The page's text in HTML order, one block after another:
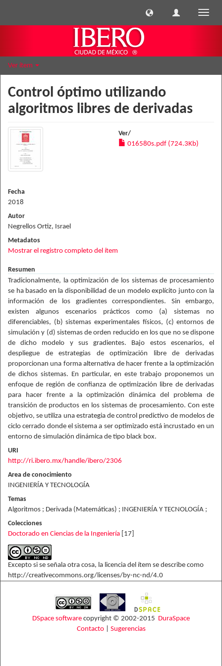
Ver ítem
Control óptimo utilizando
algoritmos libres de derivadas
Ver/
016580s.pdf (724.3Kb)
Fecha
2018
Autor
Negrellos Ortiz, Israel
Metadatos
Mostrar el registro completo del ítem
Resumen
Tradicionalmente, la optimización de los sistemas de procesamiento
se ha basado en la disponibilidad de un modelo explícito junto con la
información de los gradientes correspondientes. Sin embargo,
existen algunos escenarios prácticos como (a) sistemas no
diferenciables, (b) sistemas experimentales físicos, (c) entornos de
simulación y (d) sistemas de orden reducido en los que no se dispone
de dicho modelo y sus gradientes. Bajo estos escenarios, el
despliegue de estrategias de optimización libre de derivadas
proporcionan una forma alternativa de hacer frente a la optimización
de dichos sistemas. En particular, en este trabajo proponemos un
enfoque de región de confianza de optimización libre de derivadas
para hacer frente a la optimización dinámica del problema de
transición de productos en los sistemas de procesamiento. Con este
objetivo, se utiliza una estrategia de control predictivo de modelos de
ciclo cerrado donde el sistema a ser optimizado está incrustado en un
entorno de simulación dinámica de tipo black box.
URI
http://ri.ibero.mx/handle/ibero/2306
Area de conocimiento
INGENIERÍA Y TECNOLOGÍA
Temas
Algoritmos ; Derivada (Matemáticas) ; INGENIERÍA Y TECNOLOGÍA ;
Colecciones
Doctorado en Ciencias de la Ingeniería [17]
Excepto si se señala otra cosa, la licencia del ítem se describe como
http://creativecommons.org/licenses/by-nc-nd/4.0
DSpace software copyright © 2002-2015 DuraSpace
Contacto| Sugerencias